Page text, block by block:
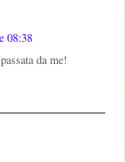
08:38
da me!